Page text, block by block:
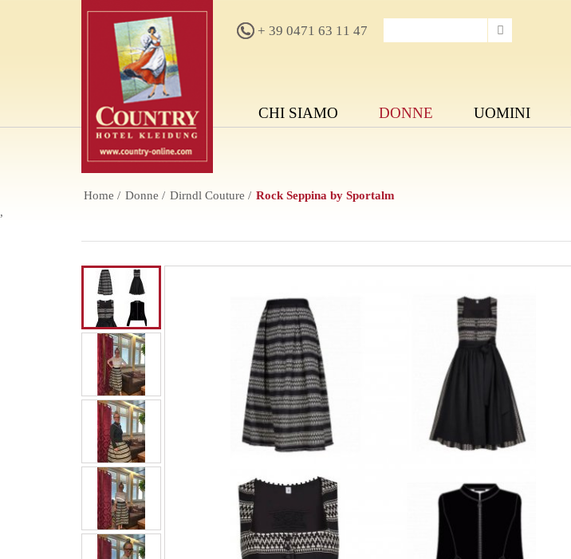
+ 39 0471 63 11 47
CHI SIAMO DONNE UOMINI
Home Donne Dirndl Couture
Rock Seppina by Sportalm
,